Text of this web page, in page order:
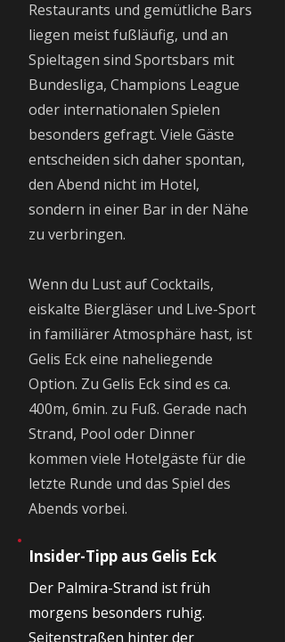
Restaurants und gemütliche Bars
liegen meist fußläufig, und an
Spieltagen sind Sportsbars mit
Bundesliga, Champions League
oder internationalen Spielen
besonders gefragt. Viele Gäste
entscheiden sich daher spontan,
den Abend nicht im Hotel,
sondern in einer Bar in der Nähe
zu verbringen.
Wenn du Lust auf Cocktails,
eiskalte Biergläser und Live-Sport
in familiärer Atmosphäre hast, ist
Gelis Eck eine naheliegende
Option. Zu Gelis Eck sind es ca.
400m, 6min. zu Fuß. Gerade nach
Strand, Pool oder Dinner
kommen viele Hotelgäste für die
letzte Runde und das Spiel des
Abends vorbei.
Insider-Tipp aus Gelis Eck
Der Palmira-Strand ist früh
morgens besonders ruhig.
Seitenstraßen hinter der